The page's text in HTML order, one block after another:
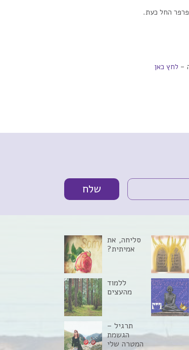
לחץ כאן
סליחה, את
אמיתית?
ללמוד
מהעצים
תרגיל –
הגשמת
המטרה שלי